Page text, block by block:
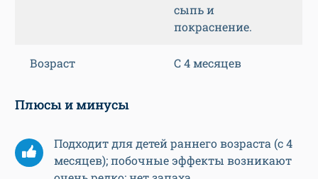
сыпь и
покраснение.
Возраст С 4 месяцев
Плюсы и минусы
Подходит для детей раннего возраста (с 4
месяцев); побочные эффекты возникают